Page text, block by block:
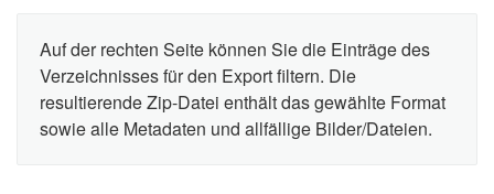
Auf der rechten Seite können Sie die Einträge des
Verzeichnisses für den Export filtern. Die
resultierende Zip-Datei enthält das gewählte Format
sowie alle Metadaten und allfällige Bilder/Dateien.